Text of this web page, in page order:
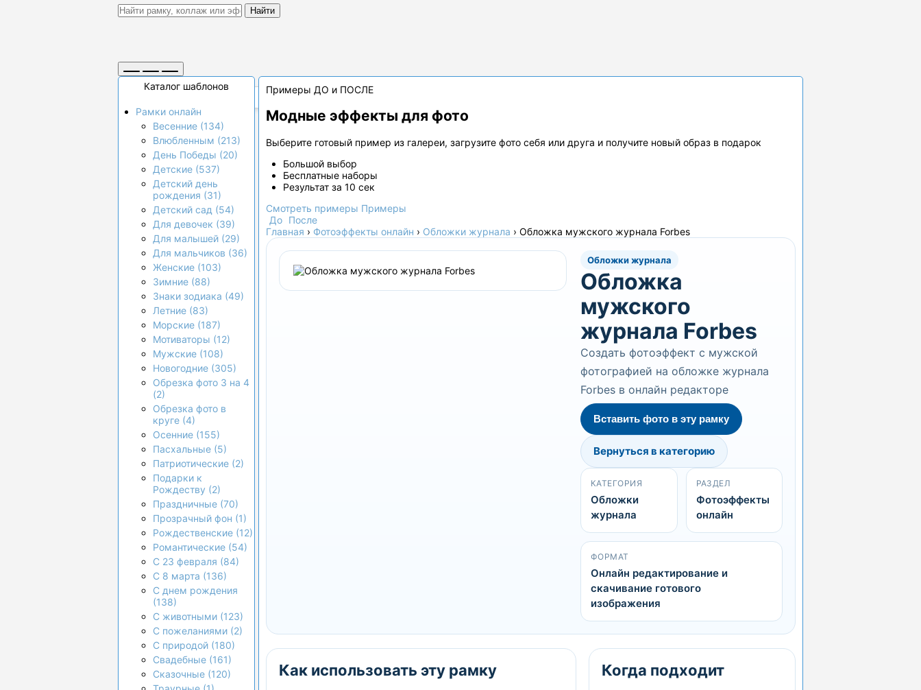
Найти
Каталог шаблонов
Рамки онлайн
Весенние (134)
Влюбленным (213)
День Победы (20)
Детские (537)
Детский день
рождения (31)
Детский сад (54)
Для девочек (39)
Для малышей (29)
Для мальчиков (36)
Женские (103)
Зимние (88)
Знаки зодиака (49)
Летние (83)
Морские (187)
Мотиваторы (12)
Мужские (108)
Новогодние (305)
Обрезка фото 3 на 4
(2)
Обрезка фото в
круге (4)
Осенние (155)
Пасхальные (5)
Патриотические (2)
Подарки к
Рождеству (2)
Праздничные (70)
Прозрачный фон (1)
Рождественские (12)
Романтические (54)
С 23 февраля (84)
С 8 марта (136)
С днем рождения
(138)
С животными (123)
С пожеланиями (2)
С природой (180)
Свадебные (161)
Сказочные (120)
Примеры ДО и ПОСЛЕ
Модные эффекты для фото
Выберите готовый пример из галереи, загрузите фото себя или друга и получите новый образ в подарок
Большой выбор
Бесплатные наборы
Результат за 10 сек
Смотреть примеры Примеры
До После
Главная › Фотоэффекты онлайн › Обложки журнала › Обложка мужского журнала Forbes
Обложки журнала
Обложка
мужского
журнала Forbes
Создать фотоэффект с мужской
фотографией на обложке журнала
Forbes в онлайн редакторе
Вставить фото в эту рамку
Вернуться в категорию
КАТЕГОРИЯ
Обложки
журнала
РАЗДЕЛ
Фотоэффекты
онлайн
ФОРМАТ
Онлайн редактирование и
скачивание готового
изображения
Как использовать эту рамку Когда подходит